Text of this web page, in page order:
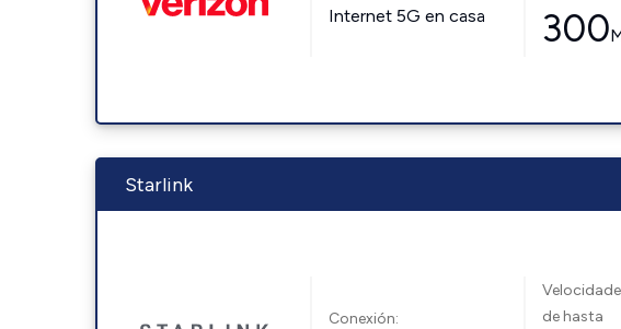
Internet 5G en casa 300
Starlink
Conexión:
de hasta